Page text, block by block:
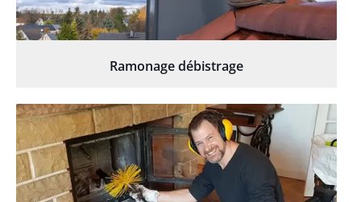
Ramonage débistrage